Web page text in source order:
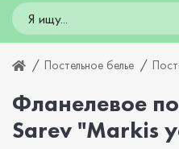
Постельное белье
Фланелевое
Sarev "Markis